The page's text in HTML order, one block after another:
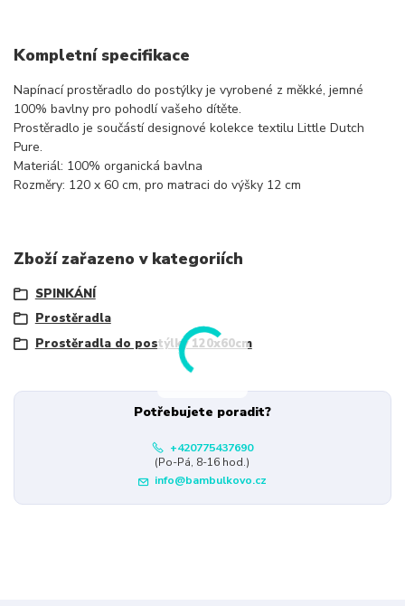
Kompletní specifikace
Napínací prostěradlo do postýlky je vyrobené z měkké, jemné
100% bavlny pro pohodlí vašeho dítěte.
Prostěradlo je součástí designové kolekce textilu Little Dutch
Pure.
Materiál: 100% organická bavlna
Rozměry: 120 x 60 cm, pro matraci do výšky 12 cm
Zboží zařazeno v kategoriích
SPINKÁNÍ
Prostěradla
Prostěradla do postýlky 120x60cm
Potřebujete poradit?
+420775437690
(Po-Pá, 8-16 hod.)
info@bambulkovo.cz